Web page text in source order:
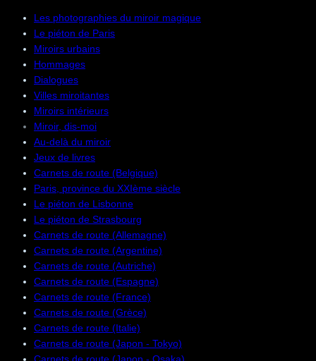
Les photographies du miroir magique
Le piéton de Paris
Miroirs urbains
Hommages
Dialogues
Villes miroitantes
Miroirs intérieurs
Miroir, dis-moi
Au-delà du miroir
Jeux de livres
Carnets de route (Belgique)
Paris, province du XXIème siècle
Le piéton de Lisbonne
Le piéton de Strasbourg
Carnets de route (Allemagne)
Carnets de route (Argentine)
Carnets de route (Autriche)
Carnets de route (Espagne)
Carnets de route (France)
Carnets de route (Grèce)
Carnets de route (Italie)
Carnets de route (Japon - Tokyo)